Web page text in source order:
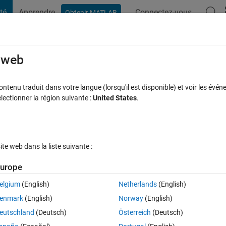
Apprendre Obtenir MATLAB Connectez-vous
traduit dans votre langue (lorsqu'il est disponible) et voir les
la région suivante :United States.
web dans la liste suivante :
(English)
(English)
(Deutsch)
Netherlands(English)
Norway(English)
Österreich (Deutsch)